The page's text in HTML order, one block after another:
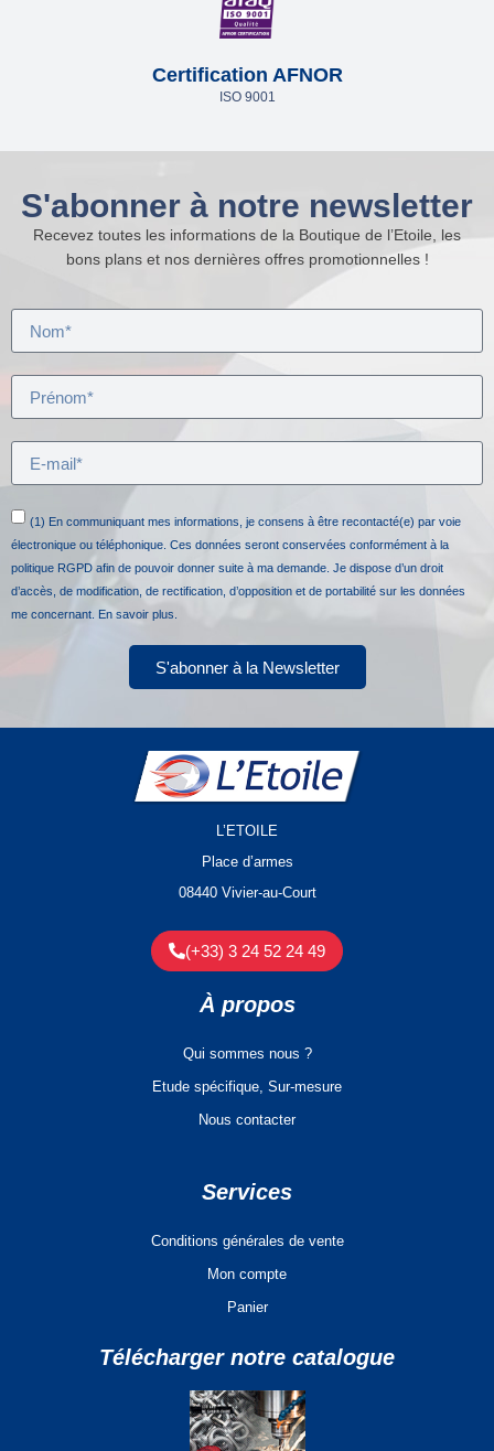
Certification AFNOR
ISO 9001
S'abonner à notre newsletter
Recevez toutes les informations de la Boutique de l’Etoile, les
bons plans et nos dernières offres promotionnelles !
(1) En communiquant mes informations, je consens à être recontacté(e) par voie
électronique ou téléphonique. Ces données seront conservées conformément à la
politique RGPD afin de pouvoir donner suite à ma demande. Je dispose d’un droit
d’accès, de modification, de rectification, d’opposition et de portabilité sur les données
me concernant. En savoir plus.
S'abonner à la Newsletter
L’ETOILE
Place d’armes
08440 Vivier-au-Court
(+33) 3 24 52 24 49
À propos
Qui sommes nous ?
Etude spécifique, Sur-mesure
Nous contacter
Services
Conditions générales de vente
Mon compte
Panier
Télécharger notre catalogue